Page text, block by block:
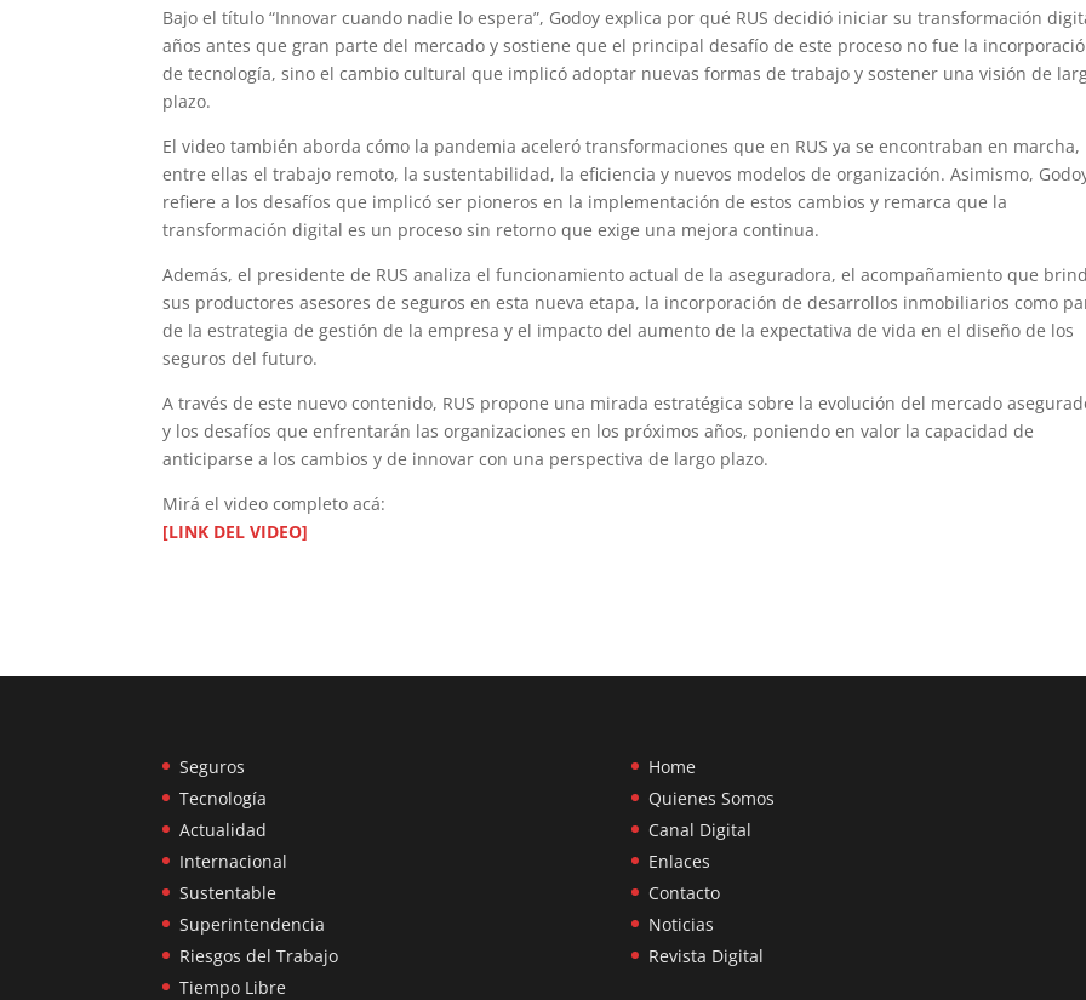
Bajo el título “Innovar cuando nadie lo espera”, Godoy explica por qué RUS decidió iniciar su transformación
años antes que gran parte del mercado y sostiene que el principal desafío de este proceso no fue la
de tecnología, sino el cambio cultural que implicó adoptar nuevas formas de trabajo y sostener una visión de
plazo.
El video también aborda cómo la pandemia aceleró transformaciones que en RUS ya se encontraban en marcha,
entre ellas el trabajo remoto, la sustentabilidad, la eficiencia y nuevos modelos de organización. Asimismo,
refiere a los desafíos que implicó ser pioneros en la implementación de estos cambios y remarca que la
transformación digital es un proceso sin retorno que exige una mejora continua.
Además, el presidente de RUS analiza el funcionamiento actual de la aseguradora, el acompañamiento que
sus productores asesores de seguros en esta nueva etapa, la incorporación de desarrollos inmobiliarios como
de la estrategia de gestión de la empresa y el impacto del aumento de la expectativa de vida en el diseño de los
seguros del futuro.
A través de este nuevo contenido, RUS propone una mirada estratégica sobre la evolución del mercado
y los desafíos que enfrentarán las organizaciones en los próximos años, poniendo en valor la capacidad de
anticiparse a los cambios y de innovar con una perspectiva de largo plazo.
Mirá el video completo acá:
[LINK DEL VIDEO]
Seguros
Tecnología
Actualidad
Internacional
Sustentable
Superintendencia
Riesgos del Trabajo
Tiempo Libre
Home
Quienes Somos
Canal Digital
Enlaces
Contacto
Noticias
Revista Digital